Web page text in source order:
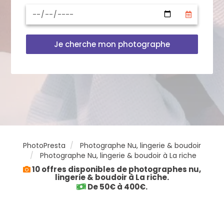
Je cherche mon photographe
PhotoPresta
Photographe Nu, lingerie & boudoir
Photographe Nu, lingerie & boudoir à La riche
10 offres disponibles de photographes nu,
lingerie & boudoir à La riche.
De 50€ à 400€.